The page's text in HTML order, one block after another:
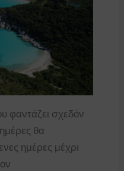
φαντάζει σχεδόν
θα
ημέρες μέχρι